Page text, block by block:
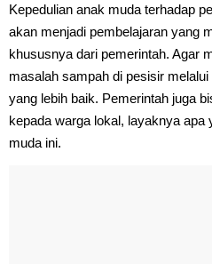
Kepedulian anak muda terhadap
akan menjadi pembelajaran yang
khususnya dari pemerintah. Agar
masalah sampah di pesisir
yang lebih baik. Pemerintah juga
kepada warga lokal, layaknya apa
muda ini.